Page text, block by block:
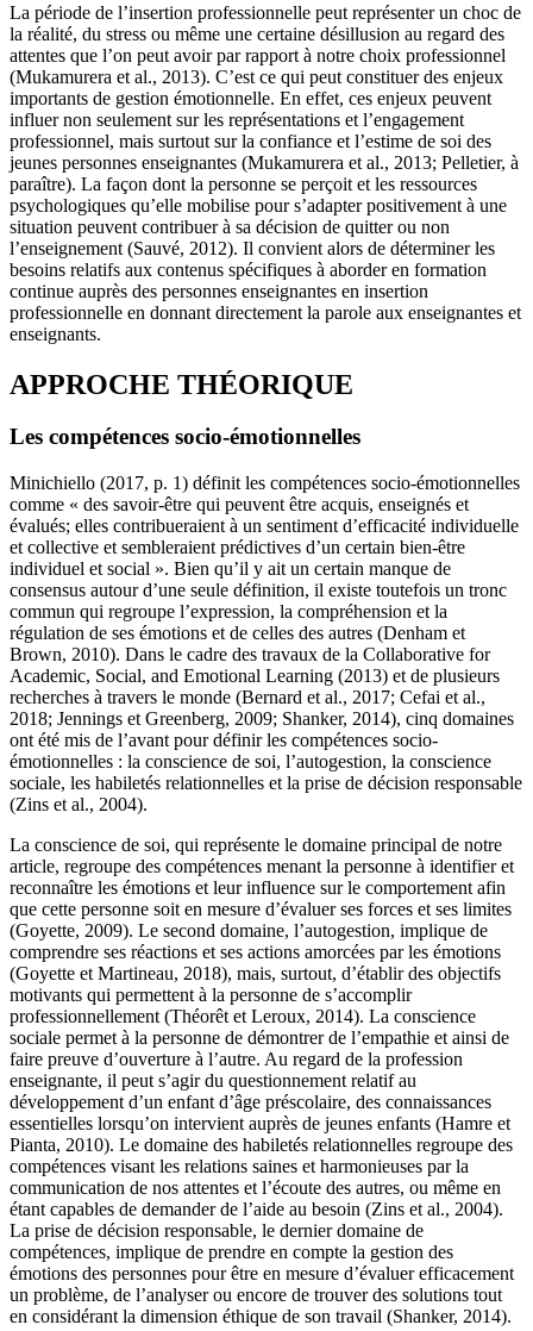
La période de l’insertion professionnelle peut représenter un choc de
la réalité, du stress ou même une certaine désillusion au regard des
attentes que l’on peut avoir par rapport à notre choix professionnel
(Mukamurera et al., 2013). C’est ce qui peut constituer des enjeux
importants de gestion émotionnelle. En effet, ces enjeux peuvent
influer non seulement sur les représentations et l’engagement
professionnel, mais surtout sur la confiance et l’estime de soi des
jeunes personnes enseignantes (Mukamurera et al., 2013; Pelletier, à
paraître). La façon dont la personne se perçoit et les ressources
psychologiques qu’elle mobilise pour s’adapter positivement à une
situation peuvent contribuer à sa décision de quitter ou non
l’enseignement (Sauvé, 2012). Il convient alors de déterminer les
besoins relatifs aux contenus spécifiques à aborder en formation
continue auprès des personnes enseignantes en insertion
professionnelle en donnant directement la parole aux enseignantes et
enseignants.
APPROCHE THÉORIQUE
Les compétences socio-émotionnelles
Minichiello (2017, p. 1) définit les compétences socio-émotionnelles
comme « des savoir-être qui peuvent être acquis, enseignés et
évalués; elles contribueraient à un sentiment d’efficacité individuelle
et collective et sembleraient prédictives d’un certain bien-être
individuel et social ». Bien qu’il y ait un certain manque de
consensus autour d’une seule définition, il existe toutefois un tronc
commun qui regroupe l’expression, la compréhension et la
régulation de ses émotions et de celles des autres (Denham et
Brown, 2010). Dans le cadre des travaux de la Collaborative for
Academic, Social, and Emotional Learning (2013) et de plusieurs
recherches à travers le monde (Bernard et al., 2017; Cefai et al.,
2018; Jennings et Greenberg, 2009; Shanker, 2014), cinq domaines
ont été mis de l’avant pour définir les compétences socio-
émotionnelles : la conscience de soi, l’autogestion, la conscience
sociale, les habiletés relationnelles et la prise de décision responsable
(Zins et al., 2004).
La conscience de soi, qui représente le domaine principal de notre
article, regroupe des compétences menant la personne à identifier et
reconnaître les émotions et leur influence sur le comportement afin
que cette personne soit en mesure d’évaluer ses forces et ses limites
(Goyette, 2009). Le second domaine, l’autogestion, implique de
comprendre ses réactions et ses actions amorcées par les émotions
(Goyette et Martineau, 2018), mais, surtout, d’établir des objectifs
motivants qui permettent à la personne de s’accomplir
professionnellement (Théorêt et Leroux, 2014). La conscience
sociale permet à la personne de démontrer de l’empathie et ainsi de
faire preuve d’ouverture à l’autre. Au regard de la profession
enseignante, il peut s’agir du questionnement relatif au
développement d’un enfant d’âge préscolaire, des connaissances
essentielles lorsqu’on intervient auprès de jeunes enfants (Hamre et
Pianta, 2010). Le domaine des habiletés relationnelles regroupe des
compétences visant les relations saines et harmonieuses par la
communication de nos attentes et l’écoute des autres, ou même en
étant capables de demander de l’aide au besoin (Zins et al., 2004).
La prise de décision responsable, le dernier domaine de
compétences, implique de prendre en compte la gestion des
émotions des personnes pour être en mesure d’évaluer efficacement
un problème, de l’analyser ou encore de trouver des solutions tout
en considérant la dimension éthique de son travail (Shanker, 2014).